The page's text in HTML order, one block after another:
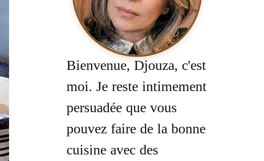
Bienvenue, Djouza, c'est
moi. Je reste intimement
persuadée que vous
pouvez faire de la bonne
cuisine avec des